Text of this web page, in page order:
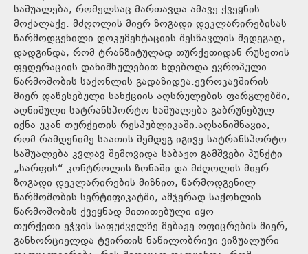
საშუალება, რომელსაც მართავდა ამავე ქვეყნის
მოქალაქე. მძღოლის მიერ ზოგადი დეკლარირებისას
წარმოდგენილი დოკუმენტაციის შესწავლის შედეგად,
დადგინდა, რომ ტრანზიტულად თურქეთიდან რუსეთის
ფედერაციის დანიშნულებით ხდებოდა ევროპული
წარმოშობის საქონლის გადაზიდვა.ევროკავშირის
მიერ დაწესებული სანქციის აღსრულების ფარგლებში,
აღნიშული სატრანსპორტო საშუალება გაბრუნებულ
იქნა უკან თურქეთის რესპუბლიკაში.აღსანიშნავია,
რომ რამდენიმე საათის შემდეგ იგივე სატრანსპორტო
საშუალება კვლავ შემოვიდა საბაჟო გამშვები პუნქტი -
„სარფის“ კონტროლის ზონაში და მძღოლის მიერ
ზოგადი დეკლარირების მიზნით, წარმოდგენილ
წარმოშობის სერტიფიკატში, ამჯერად საქონლის
წარმოშობის ქვეყნად მითითებული იყო
თურქეთი.ეჭვის საფუძველზე მებაჟე-ოფიცრების მიერ,
განხორციელდა ტვირთის ნაწილობრივი ვიზუალური